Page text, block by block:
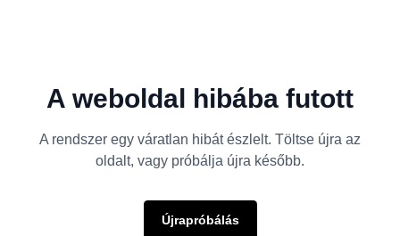
A weboldal hibába futott
A rendszer egy váratlan hibát észlelt. Töltse újra az
oldalt, vagy próbálja újra később.
Újrapróbálás